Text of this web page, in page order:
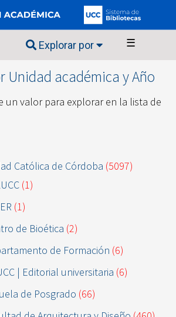
Explorar por ☰
Unidad académica y Año
un valor para explorar en la lista de
Católica de Córdoba (5097)
(1)
(1)
de Bioética (2)
de Formación (6)
| Editorial universitaria (6)
de Posgrado (66)